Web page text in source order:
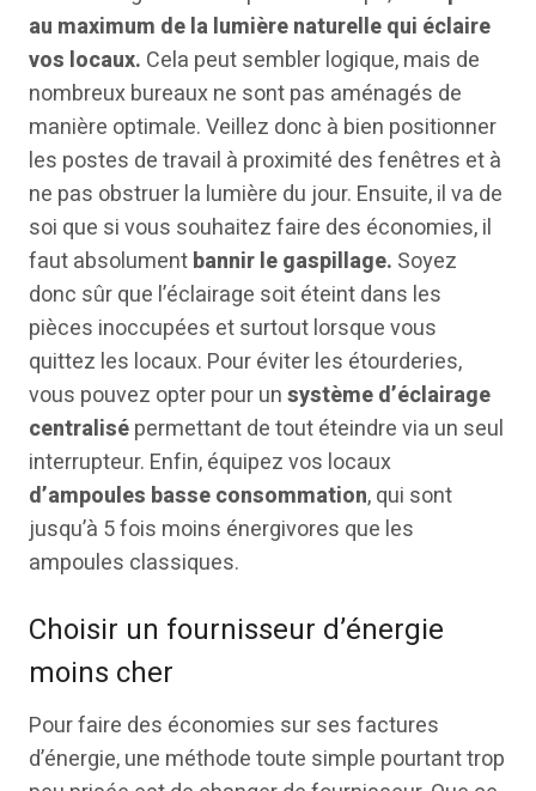
au maximum de la lumière naturelle qui éclaire
vos locaux. Cela peut sembler logique, mais de
nombreux bureaux ne sont pas aménagés de
manière optimale. Veillez donc à bien positionner
les postes de travail à proximité des fenêtres et à
ne pas obstruer la lumière du jour. Ensuite, il va de
soi que si vous souhaitez faire des économies, il
faut absolumentbannir le gaspillage. Soyez
donc sûr que l’éclairage soit éteint dans les
pièces inoccupées et surtout lorsque vous
quittez les locaux. Pour éviter les étourderies,
vous pouvez opter pour unsystème d’éclairage
centralisépermettant de tout éteindre via un seul
interrupteur. Enfin, équipez vos locaux
d’ampoules basse consommation, qui sont
jusqu’à 5 fois moins énergivores que les
ampoules classiques.
Choisir un fournisseur d’énergie
moins cher
Pour faire des économies sur ses factures
d’énergie, une méthode toute simple pourtant trop